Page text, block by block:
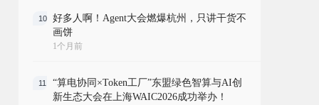
10
好多人啊！Agent大会燃爆杭州，只讲干货不
画饼
1个月前
11
“算电协同×Token工厂”东盟绿色智算与AI创
新生态大会在上海WAIC2026成功举办！